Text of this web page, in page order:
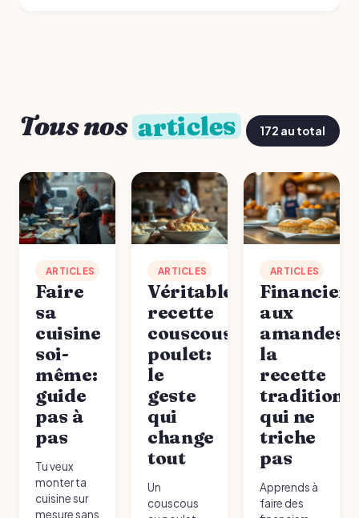
Tous nos articles 172 au total
ARTICLES
Faire
sa
cuisine
soi-
même:
guide
pas à
pas
Tu veux
monter ta
cuisine sur
mesure sans
ARTICLES
Véritable
recette
couscous
poulet:
le
geste
qui
change
tout
Un
couscous
ARTICLES
Financiers
aux
amandes:
la
recette
qui ne
triche
pas
Apprends à
faire des